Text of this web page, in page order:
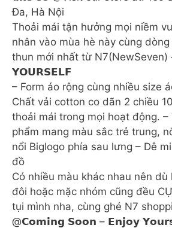
Đa, Hà Nội
Thoải mái tận hưởng mọi niềm
nhân vào mùa hè này cùng
thun mới nhất từ
𝗬𝗢𝗨𝗥𝗦𝗘𝗟𝗙
– Form áo rộng cùng nhiều size
Chất vải cotton co dãn 2 chiều
thoải mái trong mọi hoạt động. –
phẩm mang màu sắc trẻ trung,
nổi Biglogo phía sau lưng – Dễ
đồ
Có nhiều màu khác nhau nên
đôi hoặc mặc nhóm cũng đều
tụi mình nha, cùng ghé N7
@𝗖𝗼𝗺𝗶𝗻𝗴 𝗦𝗼𝗼𝗻 – 𝗘𝗻𝗷𝗼𝘆